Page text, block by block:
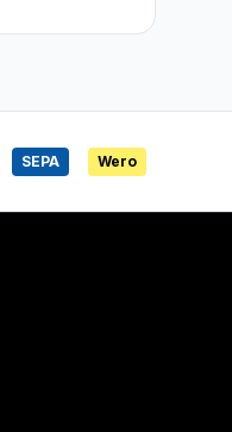
SEPA Wero